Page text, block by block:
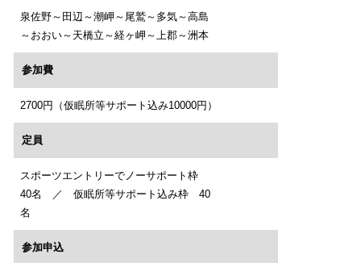
泉佐野～田辺～潮岬～尾鷲～多気～高島
～おおい～天橋立～経ヶ岬～上郡～洲本
参加費
2700円（仮眠所等サポート込み10000円）
定員
スポーツエントリーでノーサポート枠
40名 ／ 仮眠所等サポート込み枠 40
名
参加申込